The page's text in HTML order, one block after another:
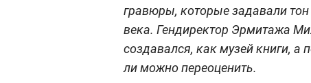
гравюры, которые задавали
века. Гендиректор Эрмитажа
создавался, как музей книги, а
ли можно переоценить.